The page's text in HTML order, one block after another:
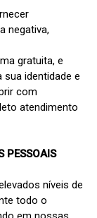
negativa,
gratuita, e
sua identidade e
com
atendimento
PESSOAIS
níveis de
todo o